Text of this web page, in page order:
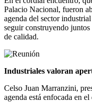
Palacio Nacional, fueron
agenda del sector
seguir construyendo
de calidad.
Industriales valoran
Celso Juan Marranzini,
agenda está enfocada en